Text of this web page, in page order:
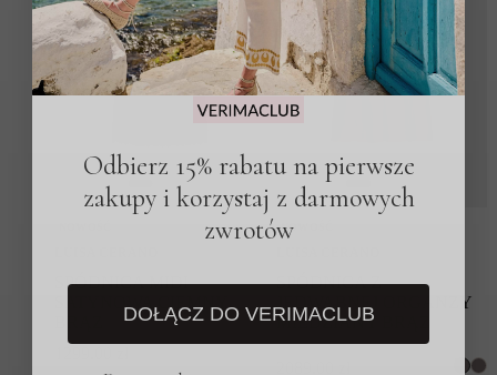
SPÓDNICA MIDI
NOWOŚĆ
SPÓDNICA Z
JEDWABNEJ ORGANZY
MIEDZIANY BRĄZ
Odbierz 15% rabatu na pierwsze
zakupy i korzystaj z darmowych
zwrotów
DOŁĄCZ DO VERIMACLUB